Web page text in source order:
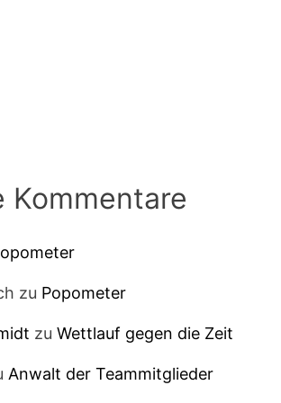
Kommentare
zu Popometer
zuWettlauf gegen die Zeit
Anwalt der Teammitglieder